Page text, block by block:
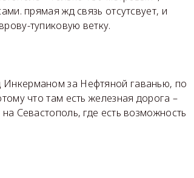
прямая жд связь отсутсвует, и
тупиковую ветку.
за Нефтяной гаванью, по
что там есть железная дорога –
Севастополь, где есть возможность